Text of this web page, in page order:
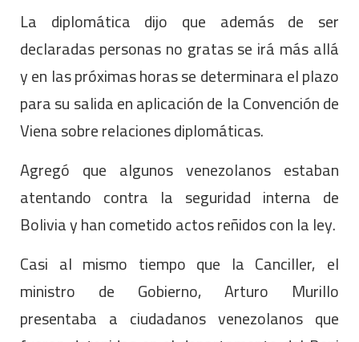
La diplomática dijo que además de ser
declaradas personas no gratas se irá más allá
y en las próximas horas se determinara el plazo
para su salida en aplicación de la Convención de
Viena sobre relaciones diplomáticas.
Agregó que algunos venezolanos estaban
atentando contra la seguridad interna de
Bolivia y han cometido actos reñidos con la ley.
Casi al mismo tiempo que la Canciller, el
ministro de Gobierno, Arturo Murillo
presentaba a ciudadanos venezolanos que